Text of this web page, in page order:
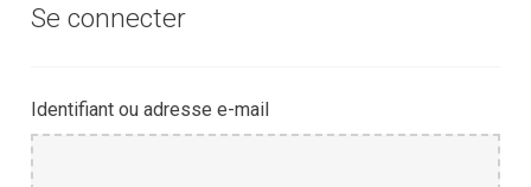
Se connecter
Identifiant ou adresse e-mail